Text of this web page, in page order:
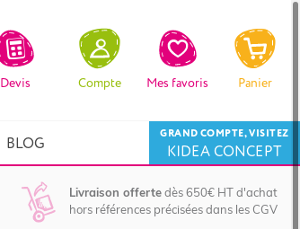
Devis Compte Mes favoris Panier
BLOG KIDEA CONCEPT
GRAND COMPTE, VISITEZ
Livraison offerte dès 650€ HT d'achat
hors références précisées dans les CGV